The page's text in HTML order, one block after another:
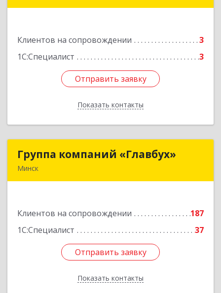
Клиентов на сопровождении
3
1С:Специалист
3
Отправить заявку
Показать контакты
Подробнее
Отправить заявку
Назад
Группа компаний «Главбух»
Минск
Клиентов на сопровождении
187
1С:Специалист
37
Отправить заявку
Показать контакты
Группа компаний «Главбух»
Отправить заявку
Назад